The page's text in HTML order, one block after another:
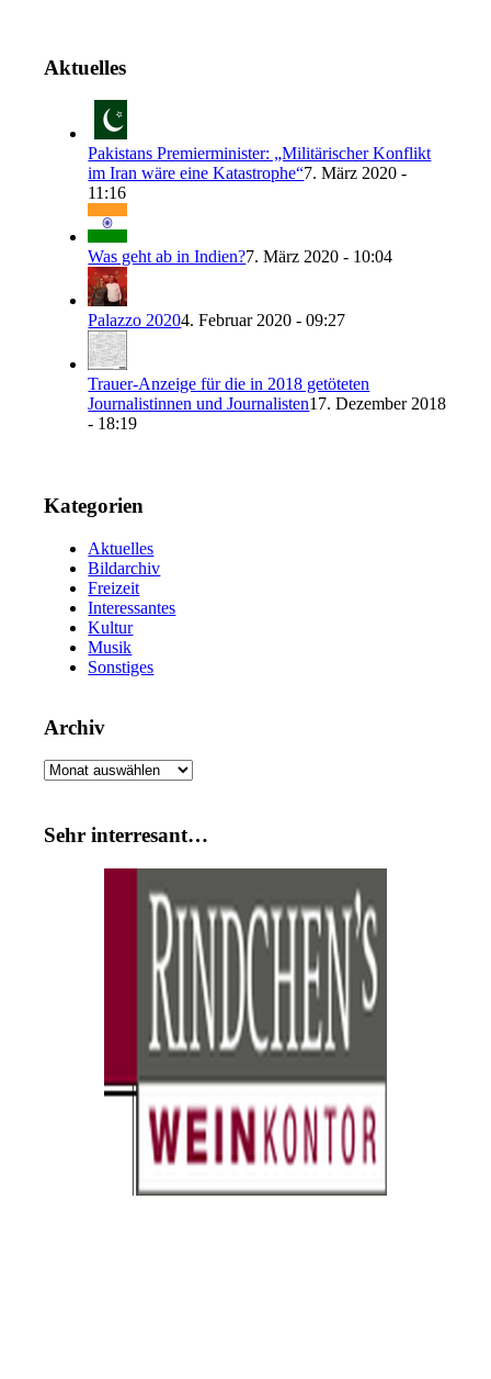
Aktuelles
Pakistans Premierminister: „Militärischer Konflikt
im Iran wäre eine Katastrophe“7. März 2020 -
11:16
Was geht ab in Indien?7. März 2020 - 10:04
Palazzo 20204. Februar 2020 - 09:27
Trauer-Anzeige für die in 2018 getöteten
Journalistinnen und Journalisten17. Dezember 2018
- 18:19
Kategorien
Aktuelles
Bildarchiv
Freizeit
Interessantes
Kultur
Musik
Sonstiges
Archiv
Archiv
Sehr interresant…